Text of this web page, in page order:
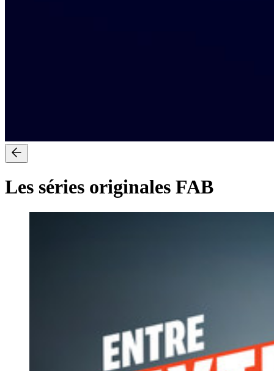
Les séries originales FAB